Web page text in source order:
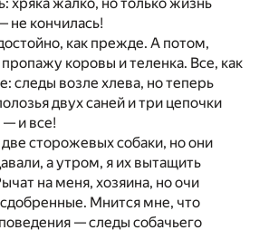
не кончилась!
как прежде. А потом,
коровы и теленка. Все, как
следы возле хлева, но теперь
двух саней и три цепочки
— и все!
сторожевых собаки, но они
а утром, я их вытащить
на меня, хозяина, но очи
Мнится мне, что
— следы собачьего